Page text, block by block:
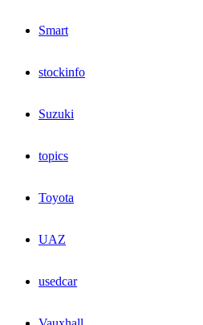
Smart
stockinfo
Suzuki
topics
Toyota
UAZ
usedcar